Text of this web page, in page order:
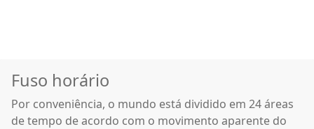
Fuso horário
Por conveniência, o mundo está dividido em 24 áreas
de tempo de acordo com o movimento aparente do